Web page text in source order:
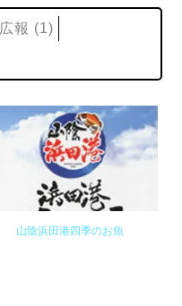
広報 (1)
山陰浜田港四季のお魚